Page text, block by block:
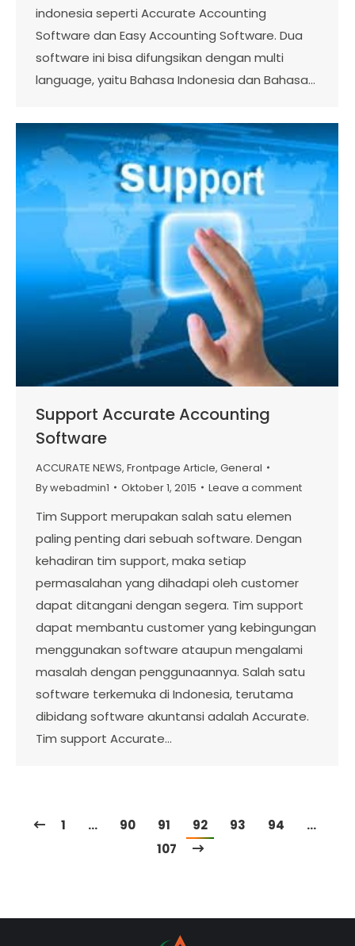
indonesia seperti Accurate Accounting
Software dan Easy Accounting Software. Dua
software ini bisa difungsikan dengan multi
language, yaitu Bahasa Indonesia dan Bahasa…
Support Accurate Accounting
Software
ACCURATE NEWS, Frontpage Article, General
Bywebadmin1 Oktober 1, 2015 Leave a comment
Tim Support merupakan salah satu elemen
paling penting dari sebuah software. Dengan
kehadiran tim support, maka setiap
permasalahan yang dihadapi oleh customer
dapat ditangani dengan segera. Tim support
dapat membantu customer yang kebingungan
menggunakan software ataupun mengalami
masalah dengan penggunaannya. Salah satu
software terkemuka di Indonesia, terutama
dibidang software akuntansi adalah Accurate.
Tim support Accurate…
1 … 90 91 92 93 94
…
107